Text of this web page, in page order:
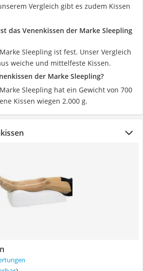
Vergleich gibt es zudem Kissen
das Venenkissen der Marke Sleepling
Sleepling ist fest. Unser Vergleich
weiche und mittelfeste Kissen.
der Marke Sleepling?
Sleepling hat ein Gewicht von 700
Kissen wiegen 2.000 g.